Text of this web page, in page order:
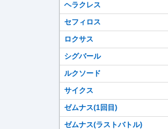
ヘラクレス
セフィロス
ロクサス
シグバール
ルクソード
サイクス
ゼムナス(1回目)
ゼムナス(ラストバトル)